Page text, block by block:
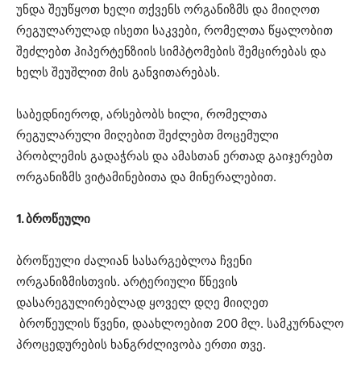
უნდა შეუწყოთ ხელი თქვენს ორგანიზმს და მიიღოთ
რეგულარულად ისეთი საკვები, რომელთა წყალობით
შეძლებთ ჰიპერტენზიის სიმპტომების შემცირებას და
ხელს შეუშლით მის განვითარებას.
საბედნიეროდ, არსებობს ხილი, რომელთა
რეგულარული მიღებით შეძლებთ მოცემული
პრობლემის გადაჭრას და ამასთან ერთად გაიჯერებთ
ორგანიზმს ვიტამინებითა და მინერალებით.
1. ბროწეული
ბროწეული ძალიან სასარგებლოა ჩვენი
ორგანიზმისთვის. არტერიული წნევის
დასარეგულირებლად ყოველ დღე მიიღეთ
ბროწეულის წვენი, დაახლოებით 200 მლ. სამკურნალო
პროცედურების ხანგრძლივობა ერთი თვე.